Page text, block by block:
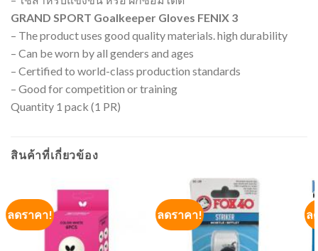
GRAND SPORT Goalkeeper Gloves FENIX 3
– The product uses good quality materials. high durability
– Can be worn by all genders and ages
– Certified to world-class production standards
– Good for competition or training
Quantity 1 pack (1 PR)
สินค้าที่เกี่ยวข้อง
ลดราคา! ลดราคา! ล